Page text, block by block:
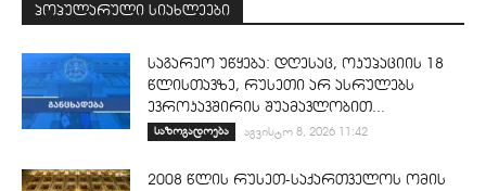
პოპულარული სიახლეები
საგარეო უწყება: დღესაც, ოკუპაციის 18
წლისთავზე, რუსეთი არ ასრულებს
ევროკავშირის შუამავლობით...
საზოგადოება აგვისტო 8, 2026 11:42
2008 წლის რუსეთ-საქართველოს ომის